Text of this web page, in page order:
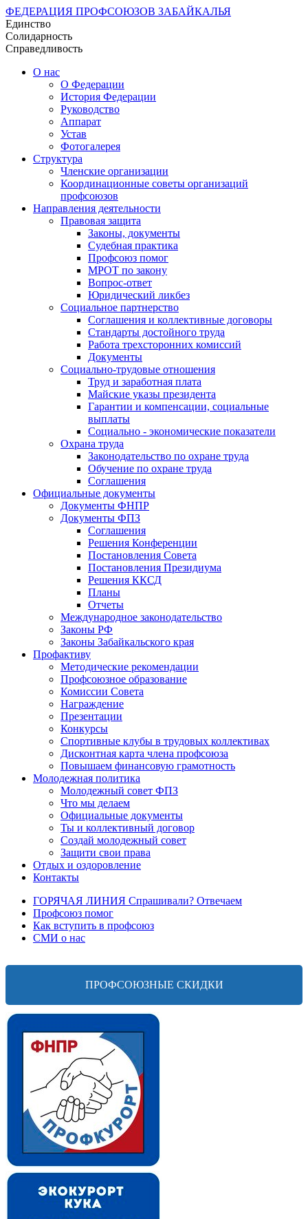
ФЕДЕРАЦИЯ ПРОФСОЮЗОВ ЗАБАЙКАЛЬЯ
Единство
Солидарность
Справедливость
О нас
О Федерации
История Федерации
Руководство
Аппарат
Устав
Фотогалерея
Структура
Членские организации
Координационные советы организаций
профсоюзов
Направления деятельности
Правовая защита
Законы, документы
Судебная практика
Профсоюз помог
МРОТ по закону
Вопрос-ответ
Юридический ликбез
Социальное партнерство
Соглашения и коллективные договоры
Стандарты достойного труда
Работа трехсторонних комиссий
Документы
Социально-трудовые отношения
Труд и заработная плата
Майские указы президента
Гарантии и компенсации, социальные
выплаты
Социально - экономические показатели
Охрана труда
Законодательство по охране труда
Обучение по охране труда
Соглашения
Официальные документы
Документы ФНПР
Документы ФПЗ
Соглашения
Решения Конференции
Постановления Совета
Постановления Президиума
Решения ККСД
Планы
Отчеты
Международное законодательство
Законы РФ
Законы Забайкальского края
Профактиву
Методические рекомендации
Профсоюзное образование
Комиссии Совета
Награждение
Презентации
Конкурсы
Спортивные клубы в трудовых коллективах
Дисконтная карта члена профсоюза
Повышаем финансовую грамотность
Молодежная политика
Молодежный совет ФПЗ
Что мы делаем
Официальные документы
Ты и коллективный договор
Создай молодежный совет
Защити свои права
Отдых и оздоровление
Контакты
ГОРЯЧАЯ ЛИНИЯ Спрашивали? Отвечаем
Профсоюз помог
Как вступить в профсоюз
СМИ о нас
ПРОФСОЮЗНЫЕ СКИДКИ